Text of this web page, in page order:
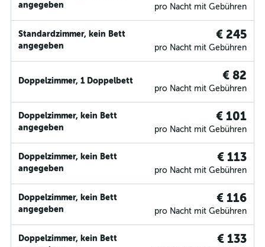
angegeben
pro Nacht mit Gebühren
Standardzimmer, kein Bett
angegeben
€ 245
pro Nacht mit Gebühren
Doppelzimmer, 1 Doppelbett € 82
pro Nacht mit Gebühren
Doppelzimmer, kein Bett
angegeben
€ 101
pro Nacht mit Gebühren
Doppelzimmer, kein Bett
angegeben
€ 113
pro Nacht mit Gebühren
Doppelzimmer, kein Bett
angegeben
€ 116
pro Nacht mit Gebühren
Doppelzimmer, kein Bett
€ 133